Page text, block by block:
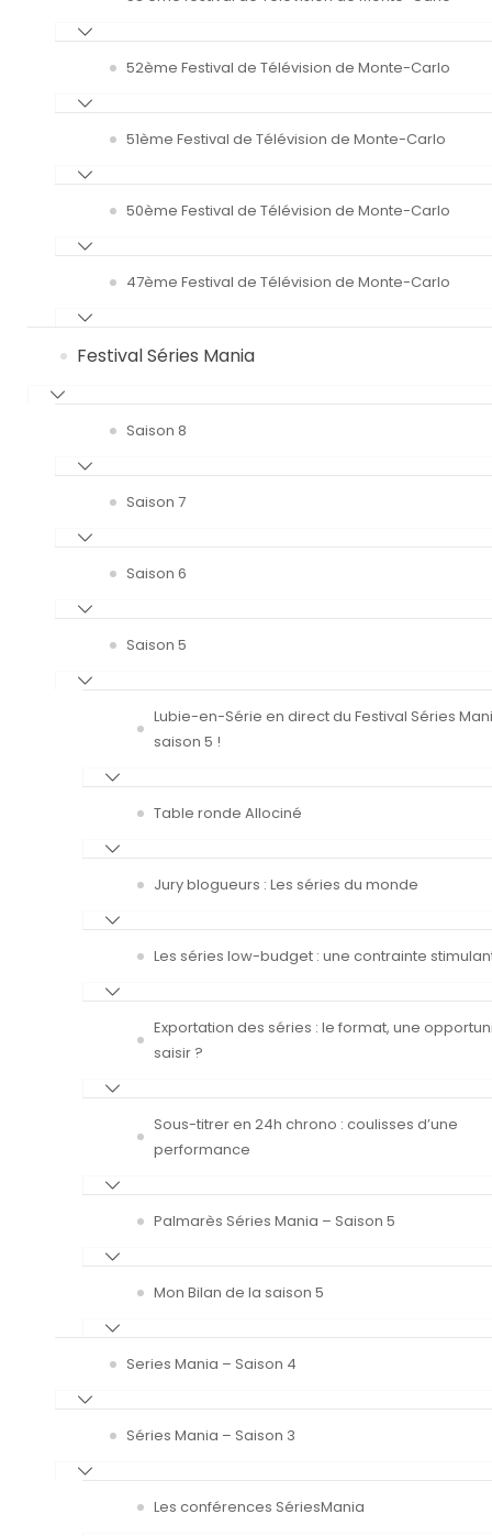
52ème Festival de Télévision de Monte-Carlo
51ème Festival de Télévision de Monte-Carlo
50ème Festival de Télévision de Monte-Carlo
47ème Festival de Télévision de Monte-Carlo
Festival Séries Mania
Saison 8
Saison 7
Saison 6
Saison 5
Lubie-en-Série en direct du Festival Séries
saison 5 !
Table ronde Allociné
Jury blogueurs : Les séries du monde
Les séries low-budget : une contrainte
Exportation des séries : le format, une
saisir ?
Sous-titrer en 24h chrono : coulisses d’une
performance
Palmarès Séries Mania – Saison 5
Mon Bilan de la saison 5
Series Mania – Saison 4
Séries Mania – Saison 3
Les conférences SériesMania